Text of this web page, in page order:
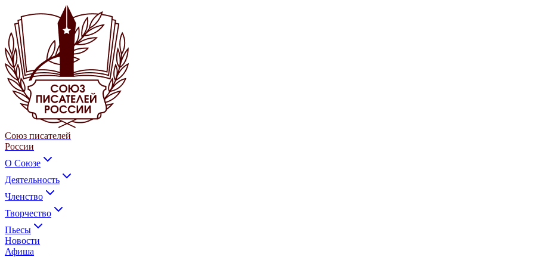
Союз писателей
России
О Союзе
Деятельность
Членство
Творчество
Пьесы
Новости
Афиша